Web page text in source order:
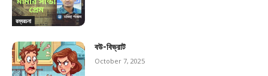
রম্যরচনা
বউ-বিভ্রাট
October 7, 2025